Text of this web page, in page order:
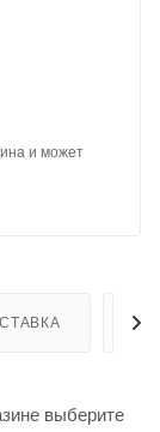
и может
выберите